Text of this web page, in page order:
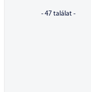
-47 találat -